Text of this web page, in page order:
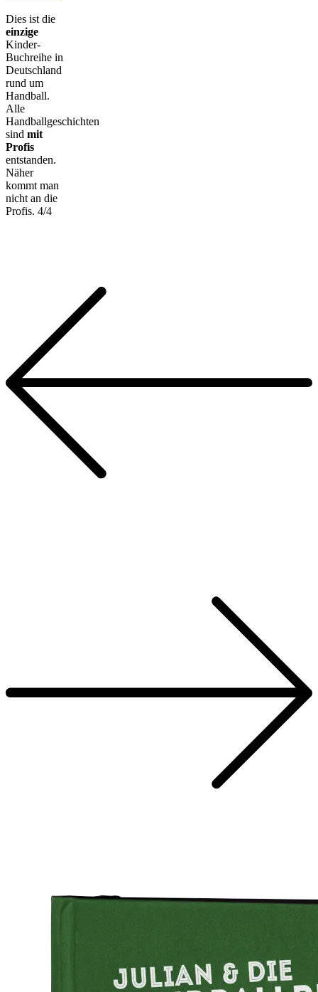
Dies ist die
einzige
Kinder-
Buchreihe in
Deutschland
rund um
Handball.
Alle
Handballgeschichten
sind mit
Profis
entstanden.
Näher
kommt man
nicht an die
Profis. 4/4